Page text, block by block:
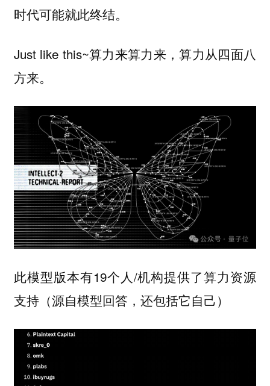
时代可能就此终结。
Just like this~算力来算力来，算力从四面八
方来。
此模型版本有19个人/机构提供了算力资源
支持（源自模型回答，还包括它自己）